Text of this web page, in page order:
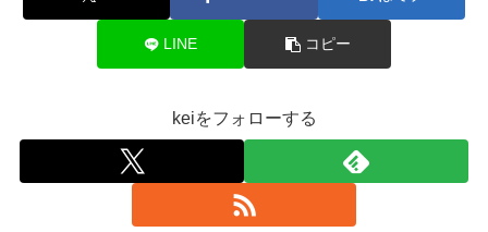
LINE コピー
keiをフォローする